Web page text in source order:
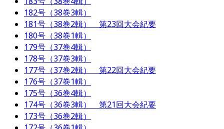
182号（38巻3輯）
181号（38巻2輯） 第23回大会紀要
180号（38巻1輯）
179号（37巻4輯）
178号（37巻3輯）
177号（37巻2輯） 第22回大会紀要
176号（37巻1輯）
175号（36巻4輯）
174号（36巻3輯） 第21回大会紀要
173号（36巻2輯）